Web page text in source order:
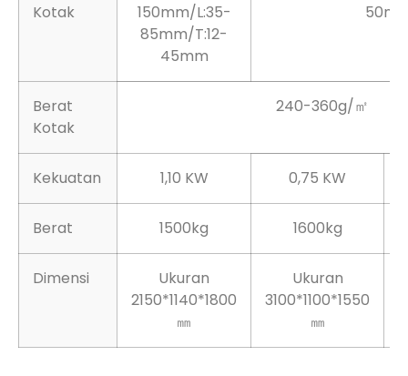
Ukuran
P:65-
150mm/L:35-
85mm/T:12-
45mm
P:70-185mm/
Berat
Kotak
Kekuatan 1,10 KW 0,75 KW
Berat 1500kg 1600kg
Ukuran
2150*1140*1800
㎜
Ukuran
3100*1100*1550
㎜